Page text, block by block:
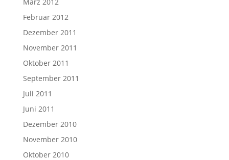
Februar 2012
Dezember 2011
November 2011
Oktober 2011
September 2011
Juli 2011
Juni 2011
Dezember 2010
November 2010
Oktober 2010